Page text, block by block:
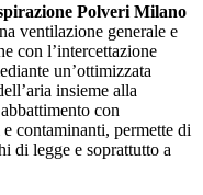
Polveri Milano
ventilazione generale e
con l’intercettazione
un’ottimizzata
insieme alla
con
contaminanti, permette di
di legge e soprattutto a